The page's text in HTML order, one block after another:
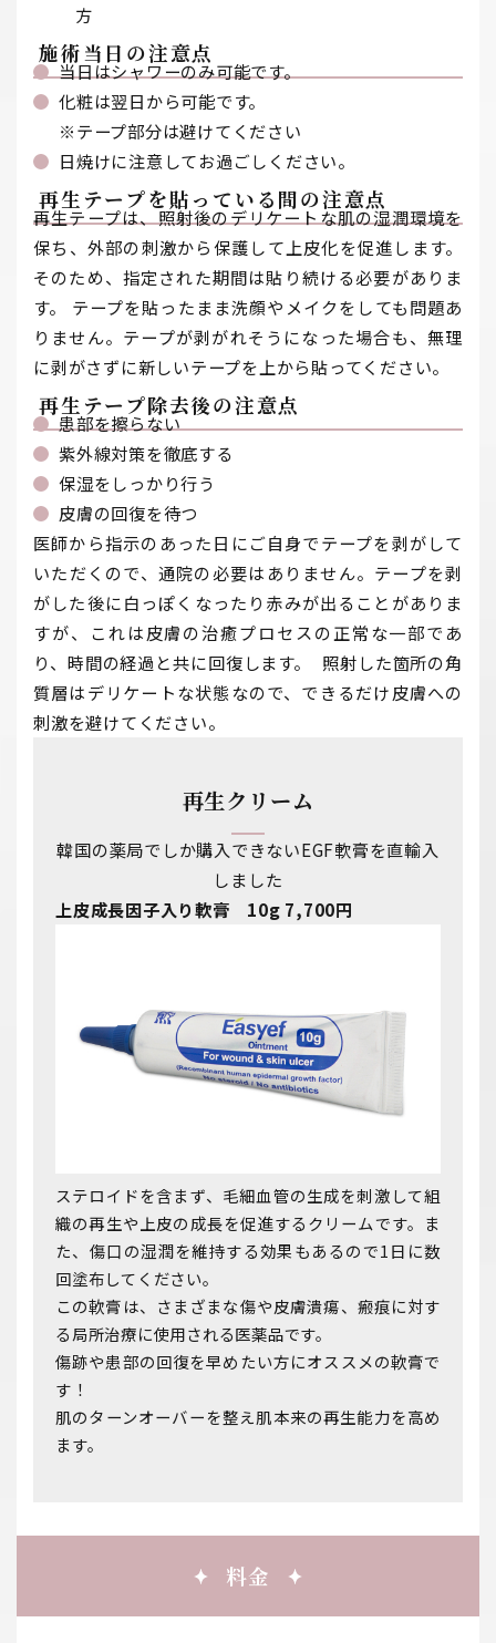
方
施術当日の注意点
当日はシャワーのみ可能です。
化粧は翌日から可能です。
※テープ部分は避けてください
日焼けに注意してお過ごしください。
再生テープを貼っている間の注意点
再生テープは、照射後のデリケートな肌の湿潤環境を
保ち、外部の刺激から保護して上皮化を促進します。
そのため、指定された期間は貼り続ける必要がありま
す。 テープを貼ったまま洗顔やメイクをしても問題あ
りません。テープが剥がれそうになった場合も、無理
に剥がさずに新しいテープを上から貼ってください。
再生テープ除去後の注意点
患部を擦らない
紫外線対策を徹底する
保湿をしっかり行う
皮膚の回復を待つ
医師から指示のあった日にご自身でテープを剥がして
いただくので、通院の必要はありません。テープを剥
がした後に白っぽくなったり赤みが出ることがありま
すが、これは皮膚の治癒プロセスの正常な一部であ
り、時間の経過と共に回復します。 照射した箇所の角
質層はデリケートな状態なので、できるだけ皮膚への
刺激を避けてください。
再生クリーム
韓国の薬局でしか購入できないEGF軟膏を直輸入
しました
上皮成長因子入り軟膏 10g 7,700円
ステロイドを含まず、毛細血管の生成を刺激して組
織の再生や上皮の成長を促進するクリームです。ま
た、傷口の湿潤を維持する効果もあるので1日に数
回塗布してください。
この軟膏は、さまざまな傷や皮膚潰瘍、瘢痕に対す
る局所治療に使用される医薬品です。
傷跡や患部の回復を早めたい方にオススメの軟膏で
す！
肌のターンオーバーを整え肌本来の再生能力を高め
ます。
料金